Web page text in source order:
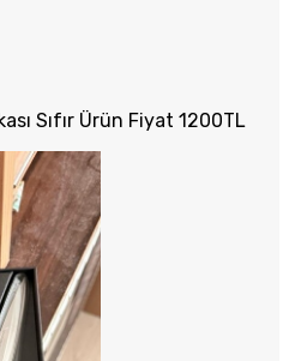
Sıfır Ürün Fiyat 1200TL